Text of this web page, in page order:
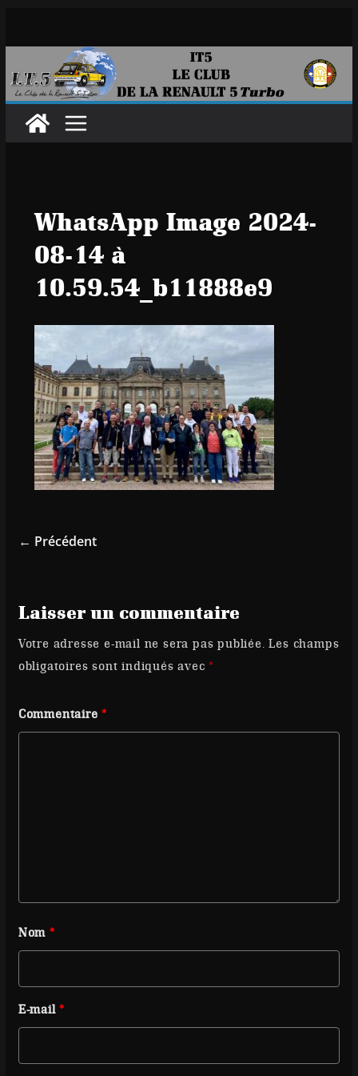
WhatsApp Image 2024-
08-14 à
10.59.54_b11888e9
← Précédent
Laisser un commentaire
Votre adresse e-mail ne sera pas publiée. Les champs
obligatoires sont indiqués avec*
Commentaire*
Nom *
E-mail*